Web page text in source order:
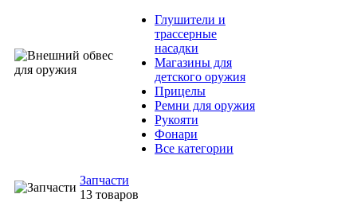
Глушители и
трассерные
насадки
Магазины для
детского оружия
Прицелы
Ремни для оружия
Рукояти
Фонари
Все категории
Запчасти
13 товаров